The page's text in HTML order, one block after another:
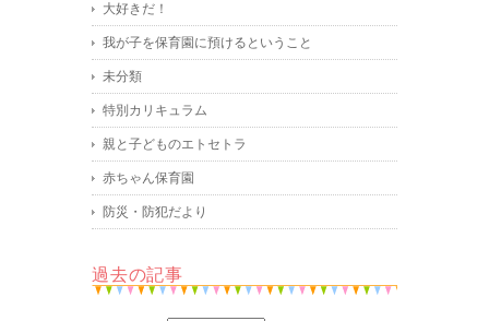
大好きだ！
我が子を保育園に預けるということ
未分類
特別カリキュラム
親と子どものエトセトラ
赤ちゃん保育園
防災・防犯だより
過去の記事